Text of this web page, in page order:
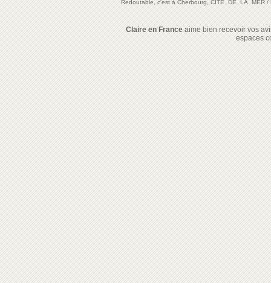
Redoutable, c'est à Cherbourg, CITE DE LA MER/
Claire en Franceaime bien recevoir vos
espaces